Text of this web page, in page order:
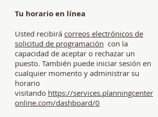
Tu horario en línea
Usted recibirá correos electrónicos de
solicitud de programación con la
capacidad de aceptar o rechazar un
puesto. También puede iniciar sesión en
cualquier momento y administrar su
horario
visitando https://services.planningcenter
online.com/dashboard/0